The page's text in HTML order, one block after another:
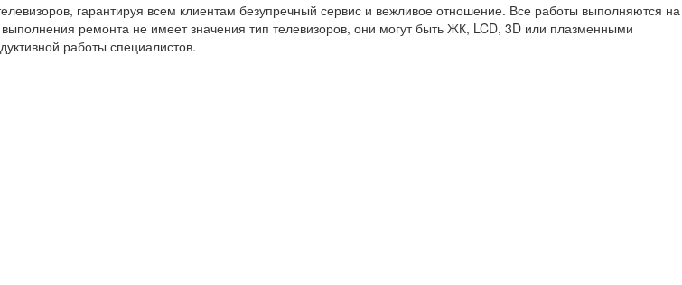
гарантируя всем клиентам безупречный сервис и вежливое отношение. Все работы выполняются на
ремонта не имеет значения тип телевизоров, они могут быть ЖК, LCD, 3D или плазменными
работы специалистов.